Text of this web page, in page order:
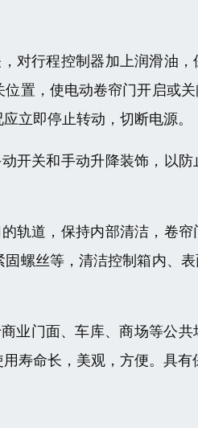
对行程控制器加上润滑油
置，使电动卷帘门开启或
立即停止转动，切断电源。
开关和手动升降装饰，以
轨道，保持内部清洁，卷
螺丝等，清洁控制箱内、
业门面、车库、商场等公
寿命长，美观，方便。具有